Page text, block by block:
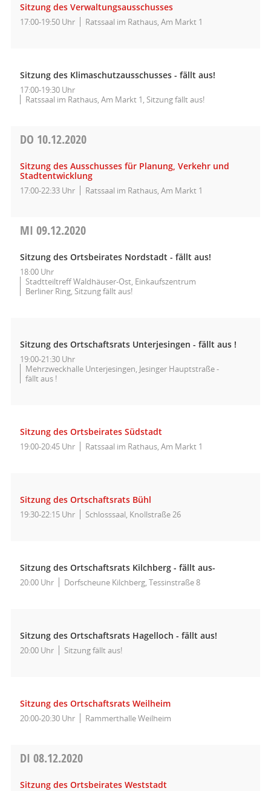
Sitzung des Verwaltungsausschusses
17:00-19:50 Uhr Ratssaal im Rathaus, Am Markt 1
Sitzung des Klimaschutzausschusses - fällt aus!
17:00-19:30 Uhr
Ratssaal im Rathaus, Am Markt 1, Sitzung fällt aus!
DO 10.12.2020
Sitzung des Ausschusses für Planung, Verkehr und
Stadtentwicklung
17:00-22:33 Uhr Ratssaal im Rathaus, Am Markt 1
MI 09.12.2020
Sitzung des Ortsbeirates Nordstadt - fällt aus!
18:00 Uhr
Stadtteiltreff Waldhäuser-Ost, Einkaufszentrum
Berliner Ring, Sitzung fällt aus!
Sitzung des Ortschaftsrats Unterjesingen - fällt aus !
19:00-21:30 Uhr
Mehrzweckhalle Unterjesingen, Jesinger Hauptstraße -
fällt aus !
Sitzung des Ortsbeirates Südstadt
19:00-20:45 Uhr Ratssaal im Rathaus, Am Markt 1
Sitzung des Ortschaftsrats Bühl
19:30-22:15 Uhr Schlosssaal, Knollstraße 26
Sitzung des Ortschaftsrats Kilchberg - fällt aus-
20:00 Uhr Dorfscheune Kilchberg, Tessinstraße 8
Sitzung des Ortschaftsrats Hagelloch - fällt aus!
20:00 Uhr Sitzung fällt aus!
Sitzung des Ortschaftsrats Weilheim
20:00-20:30 Uhr Rammerthalle Weilheim
DI 08.12.2020
Sitzung des Ortsbeirates Weststadt